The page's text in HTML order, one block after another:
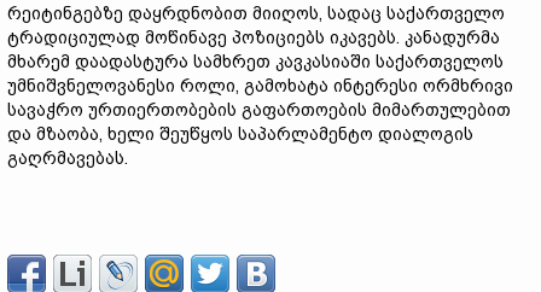
რეიტინგებზე დაყრდნობით მიიღოს, სადაც საქართველო
ტრადიციულად მოწინავე პოზიციებს იკავებს. კანადურმა
მხარემ დაადასტურა სამხრეთ კავკასიაში საქართველოს
უმნიშვნელოვანესი როლი, გამოხატა ინტერესი ორმხრივი
სავაჭრო ურთიერთობების გაფართოების მიმართულებით
და მზაობა, ხელი შეუწყოს საპარლამენტო დიალოგის
გაღრმავებას.